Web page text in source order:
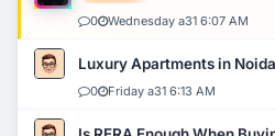
0 Wednesday a31 6:07 AM
Luxury Apartments in
0 Friday a31 6:13 AM